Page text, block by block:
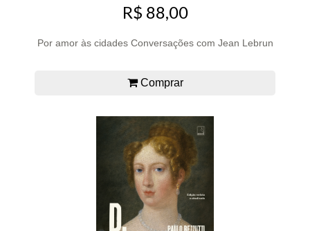
R$ 88,00
Por amor às cidades Conversações com Jean Lebrun
Comprar